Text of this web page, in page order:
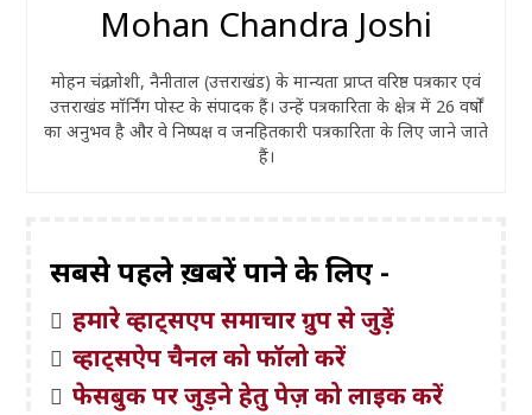
Mohan Chandra Joshi
मोहन चंद्र जोशी, नैनीताल (उत्तराखंड) के मान्यता प्राप्त वरिष्ठ पत्रकार एवं
उत्तराखंड मॉर्निंग पोस्ट के संपादक हैं। उन्हें पत्रकारिता के क्षेत्र में 26 वर्षों
का अनुभव है और वे निष्पक्ष व जनहितकारी पत्रकारिता के लिए जाने जाते
हैं।
सबसे पहले ख़बरें पाने के लिए -
हमारे व्हाट्सएप समाचार ग्रुप से जुड़ें
व्हाट्सऐप चैनल को फॉलो करें
फेसबुक पर जुड़ने हेतु पेज़ को लाइक करें